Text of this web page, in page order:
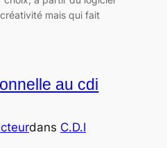
mais qui fait
au cdi
dans C.D.I